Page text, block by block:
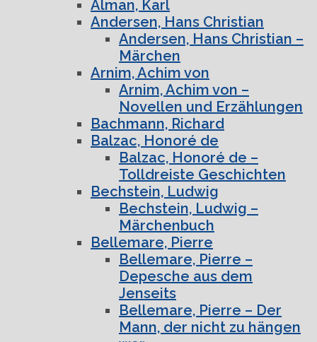
Alman, Karl
Andersen, Hans Christian
Andersen, Hans Christian –
Märchen
Arnim, Achim von
Arnim, Achim von –
Novellen und Erzählungen
Bachmann, Richard
Balzac, Honoré de
Balzac, Honoré de –
Tolldreiste Geschichten
Bechstein, Ludwig
Bechstein, Ludwig –
Märchenbuch
Bellemare, Pierre
Bellemare, Pierre –
Depesche aus dem
Jenseits
Bellemare, Pierre – Der
Mann, der nicht zu hängen